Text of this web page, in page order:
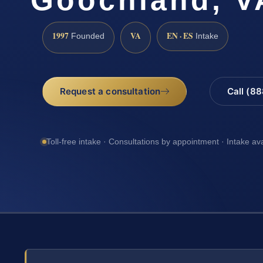
1997 Founded VA EN · ES Intake
Request a consultation Call
Toll-free intake · Consultations by appointment · Intake